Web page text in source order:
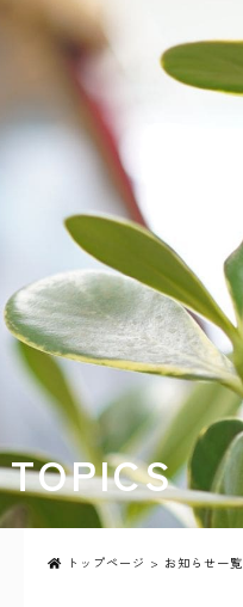
TOPICS
トップページ > お知らせ一覧